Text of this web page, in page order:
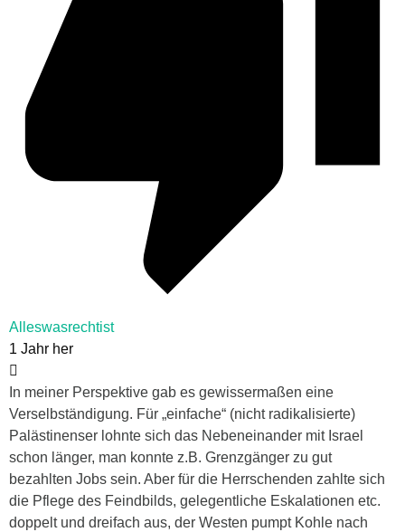
Alleswasrechtist
1 Jahr her
In meiner Perspektive gab es gewissermaßen eine
Verselbständigung. Für „einfache“ (nicht radikalisierte)
Palästinenser lohnte sich das Nebeneinander mit Israel
schon länger, man konnte z.B. Grenzgänger zu gut
bezahlten Jobs sein. Aber für die Herrschenden zahlte sich
die Pflege des Feindbilds, gelegentliche Eskalationen etc.
doppelt und dreifach aus, der Westen pumpt Kohle nach